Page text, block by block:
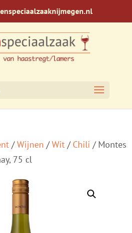
/Wijnen /Wit/ Chili / Montes
75 cl